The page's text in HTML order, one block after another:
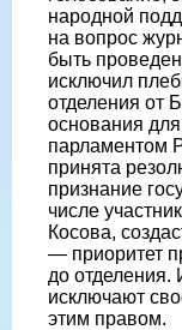
народной
на вопрос
быть
исключил
отделения от
основания
парламентом
принята
признание
числе
Косова,
— приоритет
до отделения.
исключают
этим правом.